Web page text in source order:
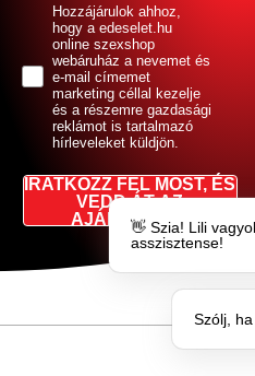
GDPRHozzájárulok ahhoz,
hogy a edeselet.hu
online szexshop
webáruház a nevemet és
e-mail címemet
marketing céllal kezelje
és a részemre gazdasági
reklámot is tartalmazó
hírleveleket küldjön.
IRATKOZZ FEL MOST, ÉS
VEDD ÁT AZ
AJÁNDÉKOD!
👋 Szia! Lili
asszisztense!
Szólj,